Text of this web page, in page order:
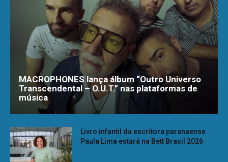
MACROPHONES lança álbum “Outro Universo
Transcendental – O.U.T.” nas plataformas de
música
Livro infantil da escritora paranaense
Paula Lima estará na Bett Brasil 2026